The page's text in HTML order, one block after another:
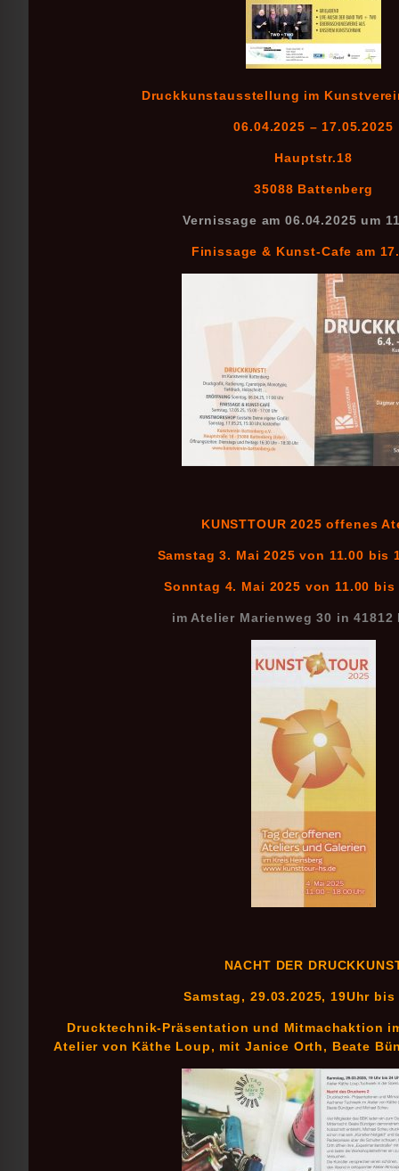
Druckkunstausstellung im
06.04.2025 – 17.05.2025
Hauptstr.18
35088 Battenberg
Vernissage am 06.04.2025 um
Finissage & Kunst-Cafe am
KUNSTTOUR 2025 offenes
Samstag 3. Mai 2025 von 11.00 bis
Sonntag 4. Mai 2025 von 11.00 bis
im Atelier Marienweg 30 in 41812
NACHT DER
Samstag, 29.03.2025, 19Uhr bis
Drucktechnik-Präsentation und Mitmachaktion
Atelier von Käthe Loup, mit Janice Orth, Beate